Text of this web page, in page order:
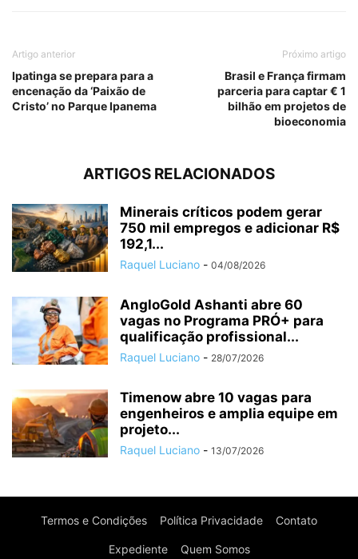
Artigo anterior
Ipatinga se prepara para a
encenação da ‘Paixão de
Cristo’ no Parque Ipanema
Próximo artigo
Brasil e França firmam
parceria para captar € 1
bilhão em projetos de
bioeconomia
ARTIGOS RELACIONADOS
Minerais críticos podem gerar
750 mil empregos e adicionar R$
192,1...
Raquel Luciano - 04/08/2026
AngloGold Ashanti abre 60
vagas no Programa PRÓ+ para
qualificação profissional...
Raquel Luciano - 28/07/2026
Timenow abre 10 vagas para
engenheiros e amplia equipe em
projeto...
Raquel Luciano - 13/07/2026
Termos e Condições Política Privacidade Contato
Expediente Quem Somos